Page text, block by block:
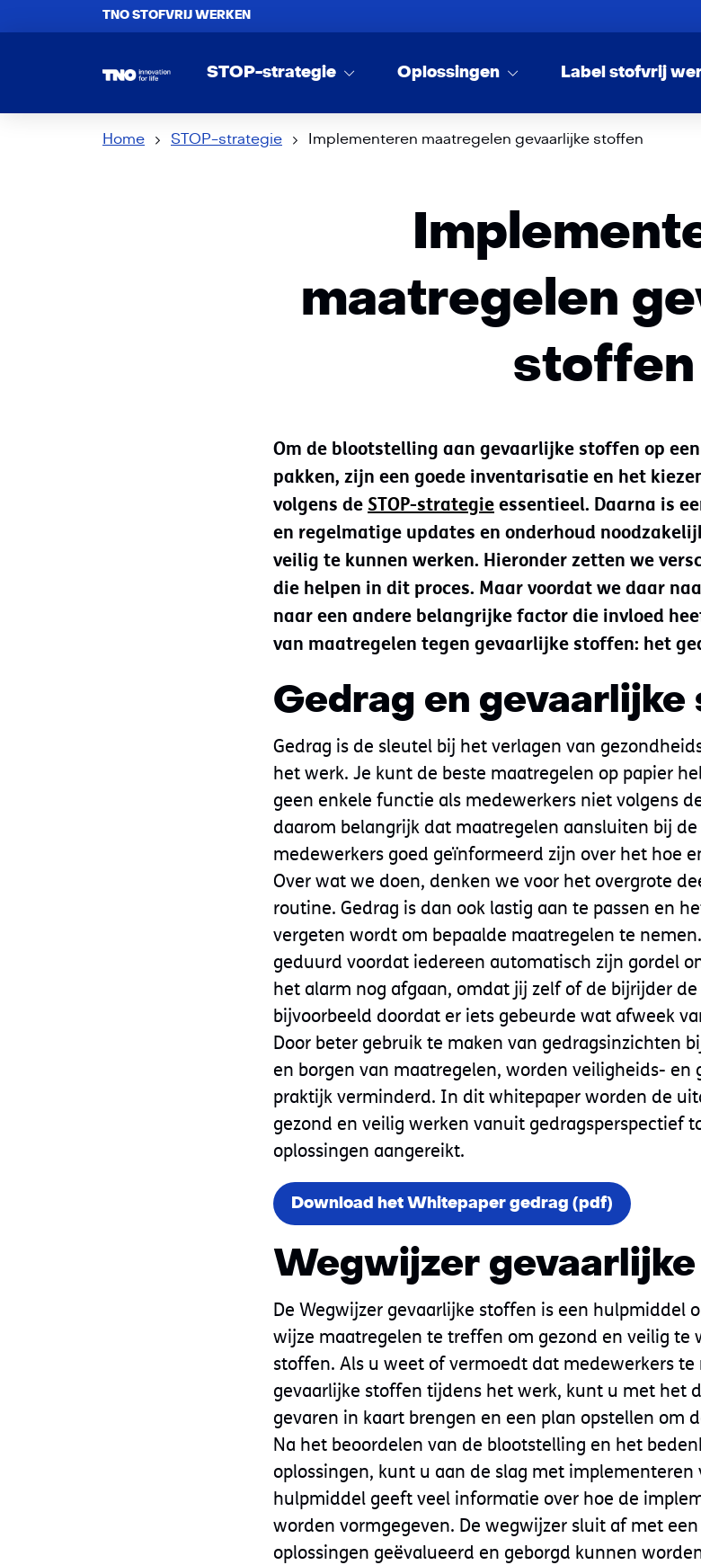
TNO STOFVRIJ WERKEN
STOP-strategie Oplossingen Label stofvrij
Home STOP-strategie Implementeren maatregelen gevaarlijke stoffen
maatregelen
stoffen
Om de blootstelling aan gevaarlijke stoffen op
pakken, zijn een goede inventarisatie en het
volgens deSTOP-strategieessentieel. Daarna is
en regelmatige updates en onderhoud
veilig te kunnen werken. Hieronder zetten we
die helpen in dit proces. Maar voordat we daar
naar een andere belangrijke factor die invloed
van maatregelen tegen gevaarlijke stoffen: het
Gedrag en
Gedrag is de sleutel bij het verlagen van
het werk. Je kunt de beste maatregelen op papier
geen enkele functie als medewerkers niet volgens
daarom belangrijk dat maatregelen aansluiten bij
medewerkers goed geïnformeerd zijn over het hoe
Over wat we doen, denken we voor het overgrote
routine. Gedrag is dan ook lastig aan te passen en
vergeten wordt om bepaalde maatregelen te
geduurd voordat iedereen automatisch zijn gordel
het alarm nog afgaan, omdat jij zelf of de bijrijder
bijvoorbeeld doordat er iets gebeurde wat afweek
Door beter gebruik te maken van gedragsinzichten
en borgen van maatregelen, worden veiligheids- en
praktijk verminderd. In dit whitepaper worden de
gezond en veilig werken vanuit gedragsperspectief
oplossingen aangereikt.
Download het Whitepaper gedrag (pdf)
Wegwijzer
De Wegwijzer gevaarlijke stoffen is een hulpmiddel
wijze maatregelen te treffen om gezond en veilig te
stoffen. Als u weet of vermoedt dat medewerkers
gevaarlijke stoffen tijdens het werk, kunt u met het
gevaren in kaart brengen en een plan opstellen om
Na het beoordelen van de blootstelling en het
oplossingen, kunt u aan de slag met
hulpmiddel geeft veel informatie over hoe de
worden vormgegeven. De wegwijzer sluit af met
oplossingen geëvalueerd en geborgd kunnen